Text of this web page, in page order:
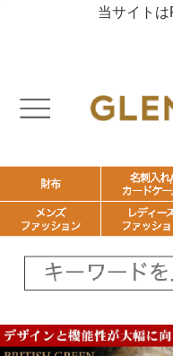
当サイトは